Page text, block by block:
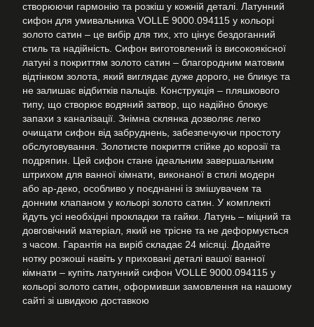
створюючи гармонію та розкіш у кожній деталі. Латунний
сифон для умивальника VOLLE 9000.094115 у кольорі
золото сатин – це вибір для тих, хто цінує бездоганний
стиль та надійність. Сифон виготовлений із високоякісної
латуні з покриттям золото сатин – благородним матовим
відтінком золота, який виглядає дуже дорого, не бликує та
не залишає відбитків пальців. Конструкція – пляшкового
типу, що створює водяний затвор, що надійно блокує
запахи з каналізації. Знімна склянка дозволяє легко
очищати сифон від забруднень, забезпечуючи простоту
обслуговування. Золотисте покриття стійке до корозії та
подряпин. Цей сифон стане ідеальним завершальним
штрихом для ванної кімнати, виконаної в стилі модерн
або ар-деко, особливо у поєднанні із змішувачем та
донним клапаном у кольорі золото сатин. У комплекті
йдуть усі необхідні прокладки та гайки. Латунь – міцний та
довговічний матеріал, який не трісне та не деформується
з часом. Гарантія на виріб складає 24 місяці. Додайте
нотку розкоші навіть у приховані деталі вашої ванної
кімнати – купіть латунний сифон VOLLE 9000.094115 у
кольорі золото сатин, оформивши замовлення на нашому
сайті зі швидкою доставкою